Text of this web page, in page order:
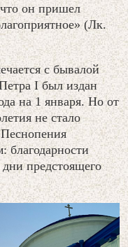
что он пришел
(Лк.
с бывалой
І был издан
на 1 января. Но от
не стало
благодарности
дни предстоящего